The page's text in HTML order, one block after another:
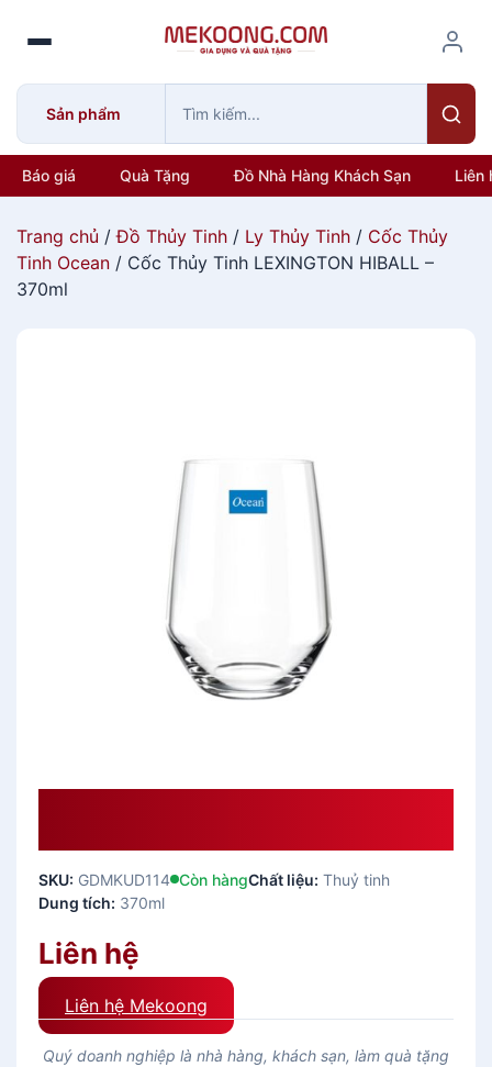
o
Sản phẩm
Báo giá Quà Tặng Đồ Nhà Hàng Khách Sạn Liên
Trang chủ /Đồ Thủy Tinh / Ly Thủy Tinh / Cốc Thủy
Tinh Ocean / Cốc Thủy Tinh LEXINGTON HIBALL –
370ml
SKU: GDMKUD114 Còn hàngChất liệu: Thuỷ tinh
Dung tích: 370ml
Liên hệ
Liên hệ Mekoong
Quý doanh nghiệp là nhà hàng, khách sạn, làm quà tặng